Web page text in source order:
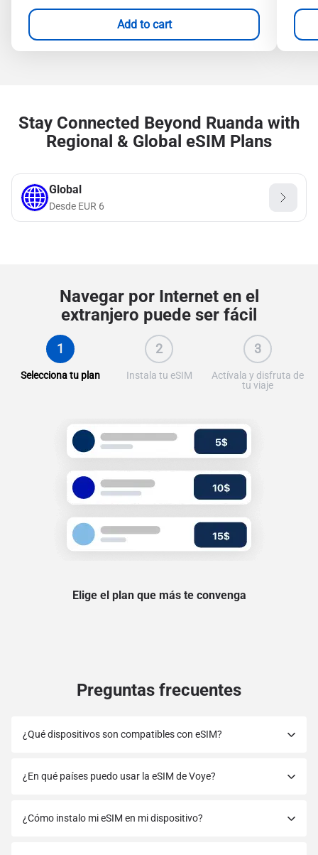
Add to cart
Stay Connected Beyond Ruanda with
Regional & Global eSIM Plans
Global
Desde EUR 6
Navegar por Internet en el
extranjero puede ser fácil
1
Selecciona tu plan
2
Instala tu eSIM
3
Actívala y disfruta de
tu viaje
Elige el plan que más te convenga
Preguntas frecuentes
¿Qué dispositivos son compatibles con eSIM?
¿En qué países puedo usar la eSIM de Voye?
¿Cómo instalo mi eSIM en mi dispositivo?